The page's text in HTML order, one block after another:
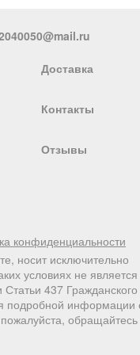
Доставка
Контакты
Отзывы
конфиденциальности
носит исключительно
условиях не
437 Гражданского
подробной информации
пожалуйста,